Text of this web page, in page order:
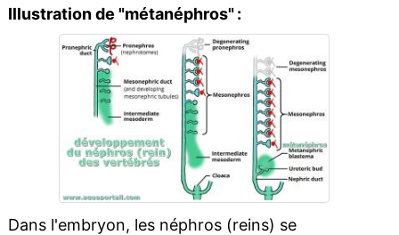
Illustration de "métanéphros" :
Dans l'embryon, les néphros (reins) se